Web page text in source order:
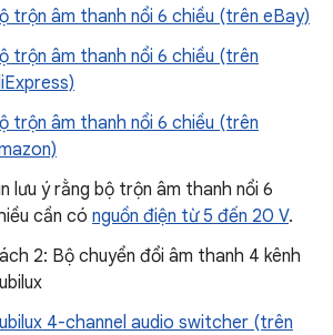
trộn âm thanh nổi 6 chiều (trên eBay)
trộn âm thanh nổi 6 chiều (trên
trộn âm thanh nổi 6 chiều (trên
lưu ý rằng bộ trộn âm thanh nổi 6
cần có nguồn điện từ 5 đến 20 V.
2: Bộ chuyển đổi âm thanh 4 kênh
4-channel audio switcher (trên